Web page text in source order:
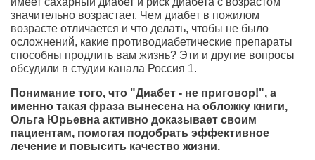
значительно возрастает. Чем диабет в пожилом
возрасте отличается и что делать, чтобы не было
осложнений, какие противодиабетические препараты
способны продлить вам жизнь? Эти и другие вопросы
обсудили в студии канала Россия 1.
Понимание того, что "Диабет - не приговор!", а
именно такая фраза вынесена на обложку книги,
Ольга Юрьевна активно доказывает своим
пациентам, помогая подобрать эффективное
лечение и повысить качество жизни.